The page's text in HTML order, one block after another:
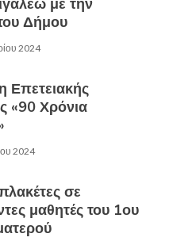
Δήμου
2024
Επετειακής
«90 Χρόνια
2024
σε
μαθητές του 1ου